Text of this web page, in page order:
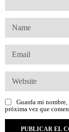
Guarda mi
próxima vez que